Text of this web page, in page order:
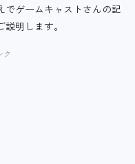
でゲームキャストさんの記
明します。
ク